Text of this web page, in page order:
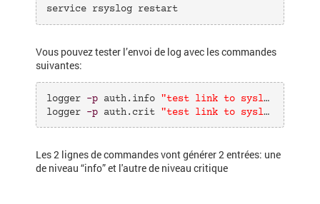
service rsyslog restart
Vous pouvez tester l’envoi de log avec les commandes
suivantes:
logger -p auth.info "test link to syslog server. lvl info"
logger -p auth.crit "test link to syslog server. lvl crit"
Les 2 lignes de commandes vont générer 2 entrées: une
de niveau “info” et l'autre de niveau critique